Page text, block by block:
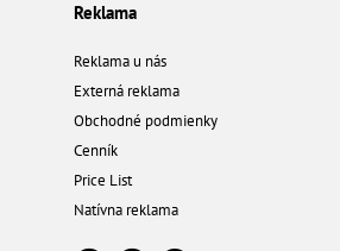
Reklama
Reklama u nás
Externá reklama
Obchodné podmienky
Cenník
Price List
Natívna reklama